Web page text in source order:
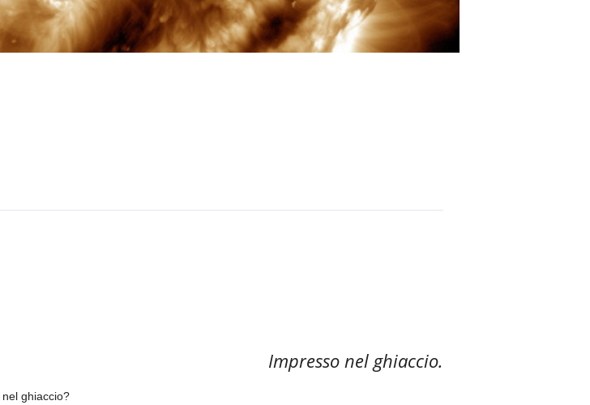
Impresso nel ghiaccio.
nel ghiaccio?